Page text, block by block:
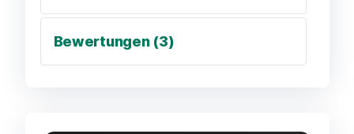
Bewertungen (3)